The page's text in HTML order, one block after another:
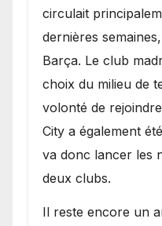
circulait
dernières
Barça. Le club
choix du milieu de
volonté de
City a également
va donc lancer les
deux clubs.
​Il reste encore un